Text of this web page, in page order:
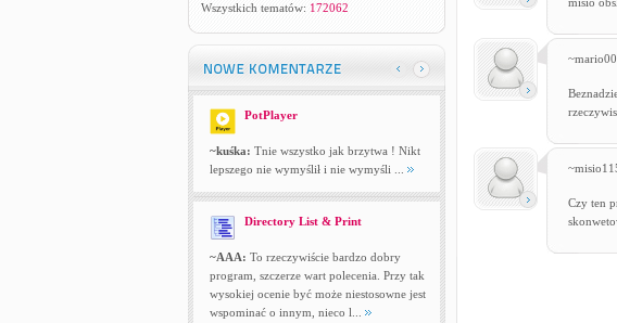
Wszystkich tematów: 172062
PotPlayer
~kuśka: Tnie wszystko jak brzytwa ! Nikt
lepszego nie wymyślił i nie wymyśli ...
Directory List & Print
~AAA: To rzeczywiście bardzo dobry
program, szczerze wart polecenia. Przy tak
wysokiej ocenie być może niestosowne jest
wspominać o innym, nieco l...
Czy ten